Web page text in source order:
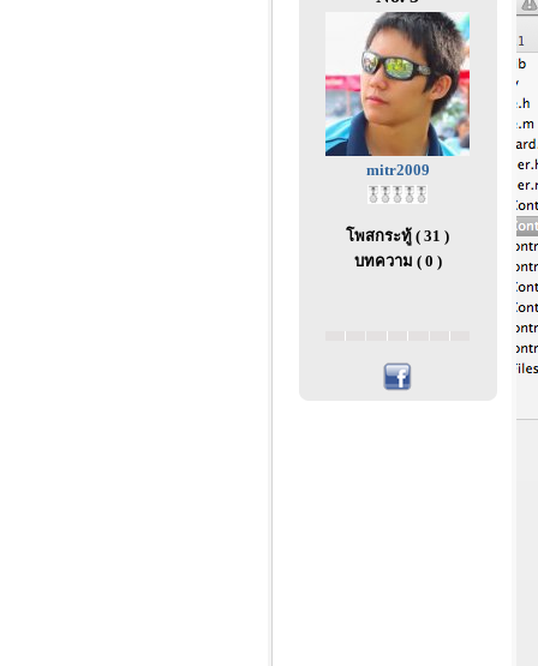
mitr2009
โพสกระทู้ ( 31 )
บทความ ( 0 )